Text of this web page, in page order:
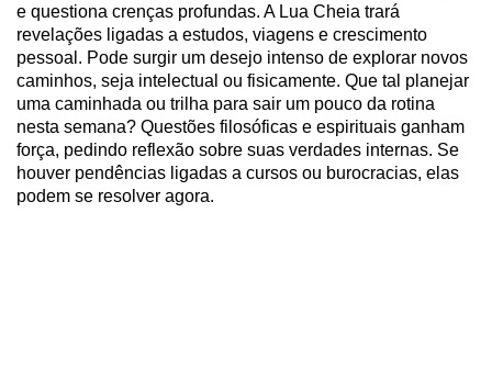
e questiona crenças profundas. A Lua Cheia trará
revelações ligadas a estudos, viagens e crescimento
pessoal. Pode surgir um desejo intenso de explorar novos
caminhos, seja intelectual ou fisicamente. Que tal planejar
uma caminhada ou trilha para sair um pouco da rotina
nesta semana? Questões filosóficas e espirituais ganham
força, pedindo reflexão sobre suas verdades internas. Se
houver pendências ligadas a cursos ou burocracias, elas
podem se resolver agora.